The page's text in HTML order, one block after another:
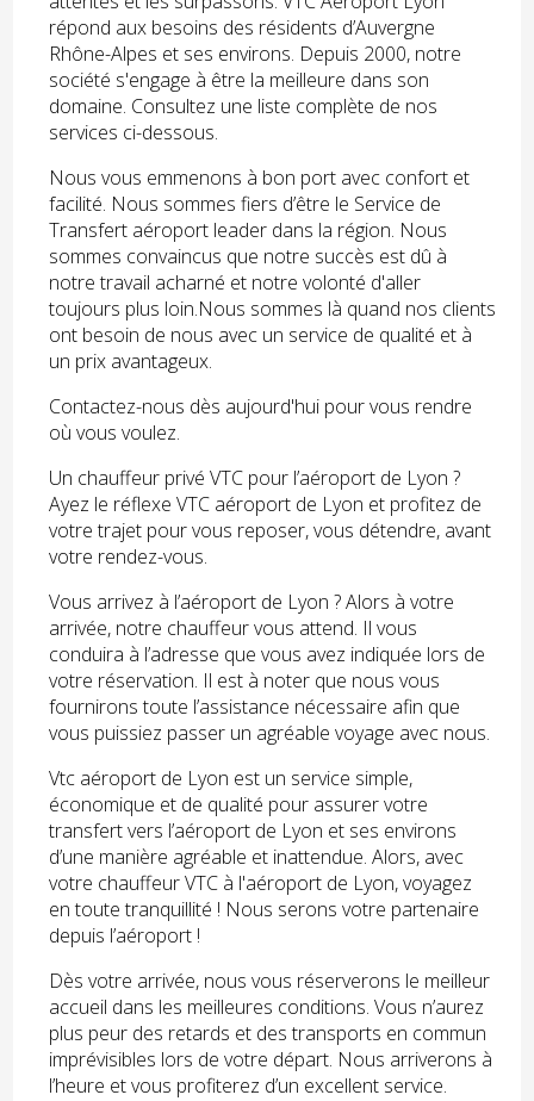
répond aux besoins des résidents d’Auvergne
Rhône-Alpes et ses environs. Depuis 2000, notre
société s'engage à être la meilleure dans son
domaine. Consultez une liste complète de nos
services ci-dessous.
Nous vous emmenons à bon port avec confort et
facilité. Nous sommes fiers d’être le Service de
Transfert aéroport leader dans la région. Nous
sommes convaincus que notre succès est dû à
notre travail acharné et notre volonté d'aller
toujours plus loin.Nous sommes là quand nos clients
ont besoin de nous avec un service de qualité et à
un prix avantageux.
Contactez-nous dès aujourd'hui pour vous rendre
où vous voulez.
Un chauffeur privé VTC pour l’aéroport de Lyon ?
Ayez le réflexe VTC aéroport de Lyon et profitez de
votre trajet pour vous reposer, vous détendre, avant
votre rendez-vous.
Vous arrivez à l’aéroport de Lyon ? Alors à votre
arrivée, notre chauffeur vous attend. Il vous
conduira à l’adresse que vous avez indiquée lors de
votre réservation. Il est à noter que nous vous
fournirons toute l’assistance nécessaire afin que
vous puissiez passer un agréable voyage avec nous.
Vtc aéroport de Lyon est un service simple,
économique et de qualité pour assurer votre
transfert vers l’aéroport de Lyon et ses environs
d’une manière agréable et inattendue. Alors, avec
votre chauffeur VTC à l'aéroport de Lyon, voyagez
en toute tranquillité ! Nous serons votre partenaire
depuis l’aéroport !
Dès votre arrivée, nous vous réserverons le meilleur
accueil dans les meilleures conditions. Vous n’aurez
plus peur des retards et des transports en commun
imprévisibles lors de votre départ. Nous arriverons à
l’heure et vous profiterez d’un excellent service.